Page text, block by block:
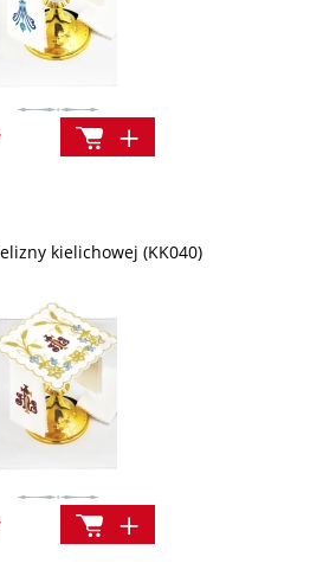
kielichowej (KK040)